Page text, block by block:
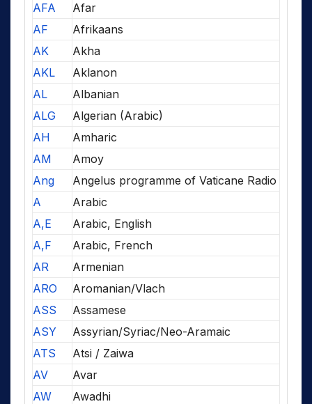
AFA
Afar
AF
Afrikaans
AK
Akha
AKL
Aklanon
AL
Albanian
ALG
Algerian (Arabic)
AH
Amharic
AM
Amoy
Ang
Angelus programme of Vaticane Radio
A
Arabic
A,E
Arabic, English
A,F
Arabic, French
AR
Armenian
ARO
Aromanian/Vlach
ASS
Assamese
ASY
Assyrian/Syriac/Neo-Aramaic
ATS
Atsi / Zaiwa
AV
Avar
AW
Awadhi